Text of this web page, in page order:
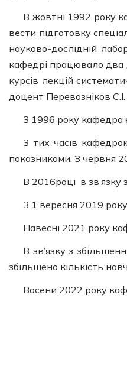
В жовтні 1992 року
вести підготовку
науково-дослідній
кафедрі працювало два
курсів лекцій
доцент Перевознiков С.І.
З 1996 року кафедра
З тих часів
показниками. З червня
В 2016році в зв’язку
З 1 вересня 2019
Навесні 2021 року
В зв’язку з
збільшено кількість
Восени 2022 року